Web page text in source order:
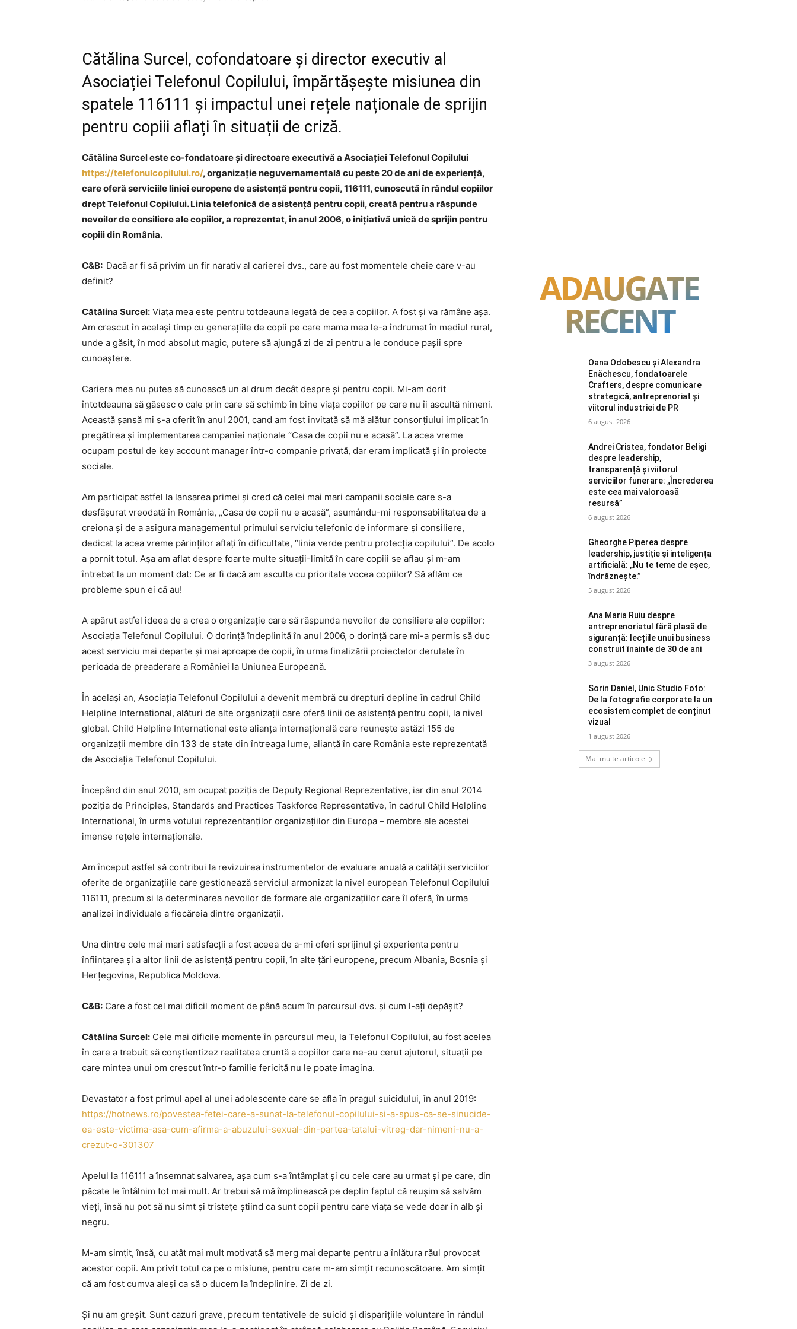
Cătălina Surcel, cofondatoare și director executiv al
Asociației Telefonul Copilului, împărtășește misiunea din
spatele 116111 și impactul unei rețele naționale de sprijin
pentru copiii aflați în situații de criză.
Cătălina Surcel este co-fondatoare și directoare executivă a Asociației Telefonul Copilului
https://telefonulcopilului.ro/, organizație neguvernamentală cu peste 20 de ani de experiență,
care oferă serviciile liniei europene de asistență pentru copii, 116111, cunoscută în rândul copiilor
drept Telefonul Copilului. Linia telefonică de asistență pentru copii, creată pentru a răspunde
nevoilor de consiliere ale copiilor, a reprezentat, în anul 2006, o inițiativă unică de sprijin pentru
copiii din România.
C&B: Dacă ar fi să privim un fir narativ al carierei dvs., care au fost momentele cheie care v-au
definit?
Cătălina Surcel: Viața mea este pentru totdeauna legată de cea a copiilor. A fost și va rămâne așa.
Am crescut în același timp cu generațiile de copii pe care mama mea le-a îndrumat în mediul rural,
unde a găsit, în mod absolut magic, putere să ajungă zi de zi pentru a le conduce pașii spre
cunoaștere.
Cariera mea nu putea să cunoască un al drum decât despre și pentru copii. Mi-am dorit
întotdeauna să găsesc o cale prin care să schimb în bine viața copiilor pe care nu îi ascultă nimeni.
Această șansă mi s-a oferit în anul 2001, cand am fost invitată să mă alătur consorțiului implicat în
pregătirea și implementarea campaniei naționale “Casa de copii nu e acasă”. La acea vreme
ocupam postul de key account manager într-o companie privată, dar eram implicată și în proiecte
sociale.
Am participat astfel la lansarea primei și cred că celei mai mari campanii sociale care s-a
desfășurat vreodată în România, „Casa de copii nu e acasă”, asumându-mi responsabilitatea de a
creiona și de a asigura managementul primului serviciu telefonic de informare și consiliere,
dedicat la acea vreme părinților aflați în dificultate, “linia verde pentru protecția copilului”. De acolo
a pornit totul. Așa am aflat despre foarte multe situații-limită în care copiii se aflau și m-am
întrebat la un moment dat: Ce ar fi dacă am asculta cu prioritate vocea copiilor? Să aflăm ce
probleme spun ei că au!
A apărut astfel ideea de a crea o organizație care să răspunda nevoilor de consiliere ale copiilor:
Asociația Telefonul Copilului. O dorință îndeplinită în anul 2006, o dorință care mi-a permis să duc
acest serviciu mai departe și mai aproape de copii, în urma finalizării proiectelor derulate în
perioada de preaderare a României la Uniunea Europeană.
În același an, Asociația Telefonul Copilului a devenit membră cu drepturi depline în cadrul Child
Helpline International, alături de alte organizații care oferă linii de asistență pentru copii, la nivel
global. Child Helpline International este alianţa internaţională care reuneşte astăzi 155 de
organizaţii membre din 133 de state din întreaga lume, alianţă în care România este reprezentată
de Asociaţia Telefonul Copilului.
Începând din anul 2010, am ocupat poziția de Deputy Regional Reprezentative, iar din anul 2014
poziția de Principles, Standards and Practices Taskforce Representative, în cadrul Child HelpIine
International, în urma votului reprezentanților organizațiilor din Europa – membre ale acestei
imense rețele internaționale.
Am început astfel să contribui la revizuirea instrumentelor de evaluare anuală a calității serviciilor
oferite de organizațiile care gestionează serviciul armonizat la nivel european Telefonul Copilului
116111, precum si la determinarea nevoilor de formare ale organizațiilor care îl oferă, în urma
analizei individuale a fiecăreia dintre organizații.
Una dintre cele mai mari satisfacții a fost aceea de a-mi oferi sprijinul și experienta pentru
înființarea și a altor linii de asistență pentru copii, în alte țări europene, precum Albania, Bosnia și
Herțegovina, Republica Moldova.
C&B: Care a fost cel mai dificil moment de până acum în parcursul dvs. și cum l-ați depășit?
Cătălina Surcel: Cele mai dificile momente în parcursul meu, la Telefonul Copilului, au fost acelea
în care a trebuit să conștientizez realitatea cruntă a copiilor care ne-au cerut ajutorul, situații pe
care mintea unui om crescut într-o familie fericită nu le poate imagina.
Devastator a fost primul apel al unei adolescente care se afla în pragul suicidului, în anul 2019:
https://hotnews.ro/povestea-fetei-care-a-sunat-la-telefonul-copilului-si-a-spus-ca-se-sinucide-
ea-este-victima-asa-cum-afirma-a-abuzului-sexual-din-partea-tatalui-vitreg-dar-nimeni-nu-a-
crezut-o-301307
Apelul la 116111 a însemnat salvarea, așa cum s-a întâmplat și cu cele care au urmat și pe care, din
păcate le întâlnim tot mai mult. Ar trebui să mă împlinească pe deplin faptul că reușim să salvăm
vieți, însă nu pot să nu simt și tristețe știind ca sunt copii pentru care viața se vede doar în alb și
negru.
M-am simțit, însă, cu atât mai mult motivată să merg mai departe pentru a înlătura răul provocat
acestor copii. Am privit totul ca pe o misiune, pentru care m-am simțit recunoscătoare. Am simțit
că am fost cumva aleși ca să o ducem la îndeplinire. Zi de zi.
Și nu am greșit. Sunt cazuri grave, precum tentativele de suicid și disparițiile voluntare în rândul
ADAUGATE
RECENT
Oana Odobescu și Alexandra
Enăchescu, fondatoarele
Crafters, despre comunicare
strategică, antreprenoriat și
viitorul industriei de PR
6 august 2026
Andrei Cristea, fondator Beligi
despre leadership,
transparență și viitorul
serviciilor funerare: „Încrederea
este cea mai valoroasă
resursă”
6 august 2026
Gheorghe Piperea despre
leadership, justiție și inteligența
artificială: „Nu te teme de eșec,
îndrăznește.”
5 august 2026
Ana Maria Ruiu despre
antreprenoriatul fără plasă de
siguranță: lecțiile unui business
construit înainte de 30 de ani
3 august 2026
Sorin Daniel, Unic Studio Foto:
De la fotografie corporate la un
ecosistem complet de conținut
vizual
1 august 2026
Mai multe articole